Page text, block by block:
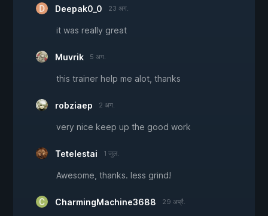
Deepak0_0 23 अग.
it was really great
Muvrik 5 अग.
this trainer help me alot, thanks
robziaep 2 अग.
very nice keep up the good work
Tetelestai 1 जुल.
Awesome, thanks. less grind!
CharmingMachine3688 29 अप्रै.